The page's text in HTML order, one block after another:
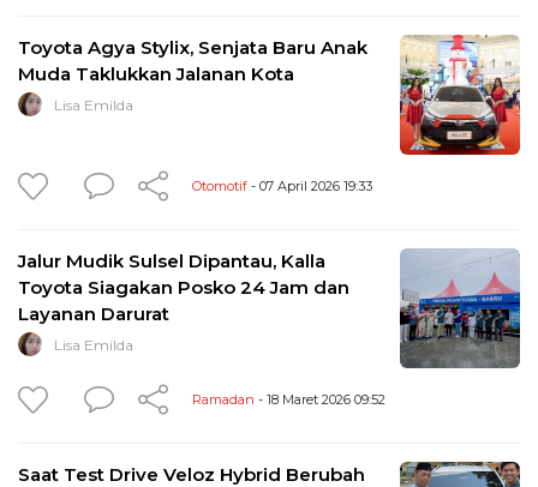
Toyota Agya Stylix, Senjata Baru Anak
Muda Taklukkan Jalanan Kota
Lisa Emilda
Otomotif - 07 April 2026 19:33
Jalur Mudik Sulsel Dipantau, Kalla
Toyota Siagakan Posko 24 Jam dan
Layanan Darurat
Lisa Emilda
Ramadan - 18 Maret 2026 09:52
Saat Test Drive Veloz Hybrid Berubah